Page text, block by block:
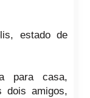
estado de
para casa,
dois amigos,